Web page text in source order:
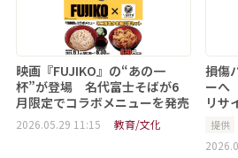
映画『FUJIKO』の“あの一
杯”が登場 名代富士そばが6
月限定でコラボメニューを発売
2026.05.29 11:15 教育/文化
損傷
ーへ
リサ
提供